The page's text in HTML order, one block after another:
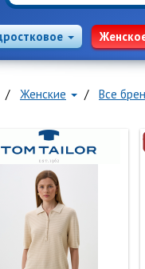
Женские Все